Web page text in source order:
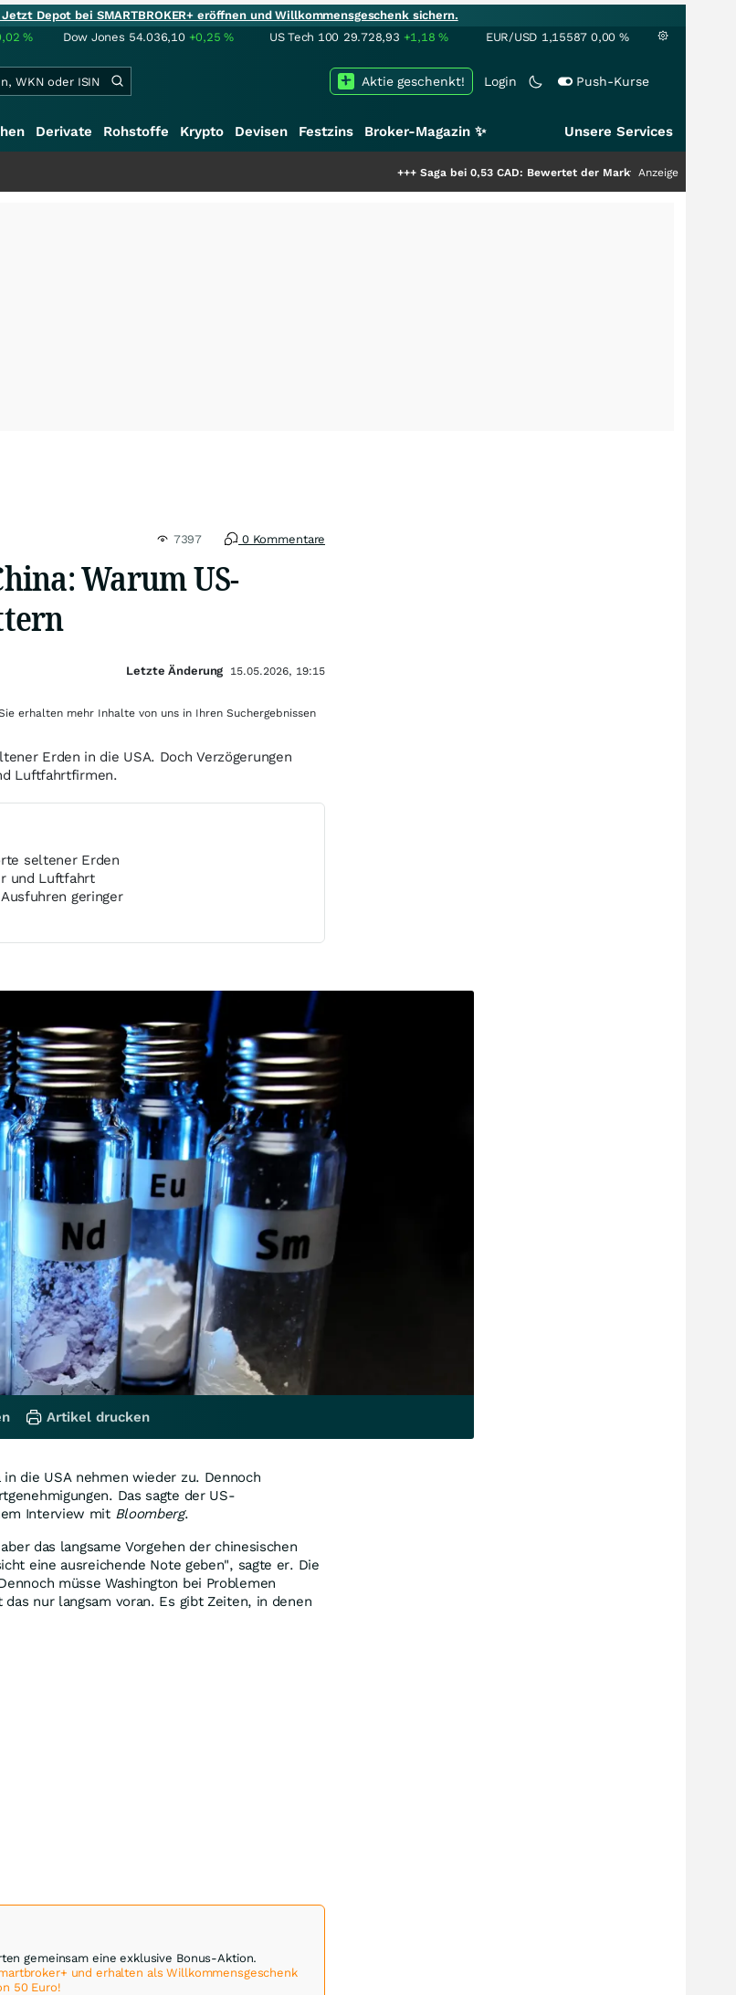
Depot bei SMARTBROKER+ eröffnen und Willkommensgeschenk sichern.
% Dow Jones 54.036,10 +0,25% US Tech 100 29.728,93 +1,18% EUR/USD 1,15587 0,00 %
Login Push-Kurse
Aktie geschenkt!
Derivate Rohstoffe Krypto Devisen Festzins Broker-Magazin ✨ Unsere Services
Saga bei 0,53 CAD: Bewertet der Markt noch immer nur die Hälfte der
Anzeige
7397 0 Kommentare
Warum US-
Erden in die USA. Doch Verzögerungen
Luftfahrtfirmen.
seltener Erden
und Luftfahrt
geringer
die USA nehmen wieder zu. Dennoch
Das sagte der US-
Interview mit Bloomberg.
das langsame Vorgehen der chinesischen
eine ausreichende Note geben", sagte er. Die
müsse Washington bei Problemen
nur langsam voran. Es gibt Zeiten, in denen
gemeinsam eine exklusive Bonus-Aktion.
und erhalten als Willkommensgeschenk
50 Euro!
Letzte Änderung 15.05.2026, 19:15
erhalten mehr Inhalte von uns in Ihren Suchergebnissen
Artikel drucken